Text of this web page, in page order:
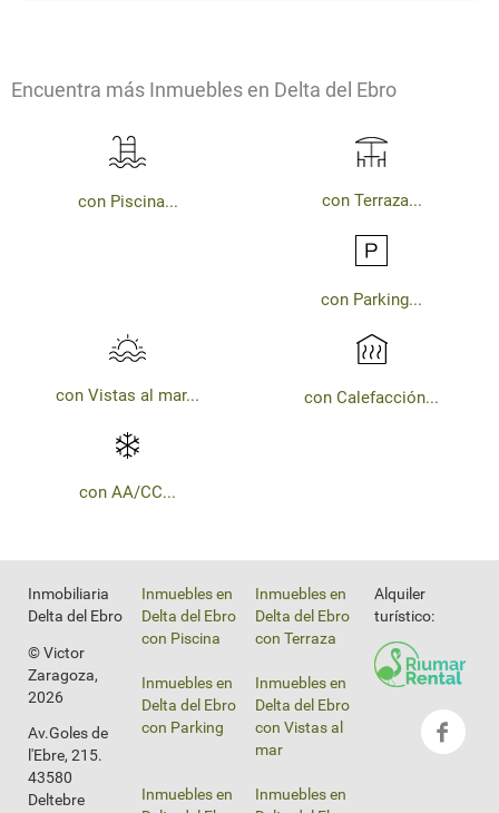
Encuentra más Inmuebles en Delta del Ebro
con Piscina... con Terraza...
con Parking...
con Vistas al mar... con Calefacción...
con AA/CC...
Inmobiliaria
Delta del Ebro
© Victor
Zaragoza,
2026
Av.Goles de
l'Ebre, 215.
43580
Deltebre
Inmuebles en
Delta del Ebro
con Piscina
Inmuebles en
Delta del Ebro
con Terraza
Inmuebles en
Delta del Ebro
con Parking
Inmuebles en
Delta del Ebro
con Vistas al
mar
Inmuebles en
Inmuebles en
Alquiler
turístico: